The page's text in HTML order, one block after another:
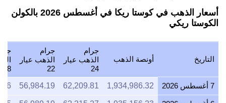
أسعار الذهب في كوستا ريكا في أغسطس 2026 بالكولن
الكوستا ريكي
التاريخ أونصة الذهب
جرام
الذهب عيار
24
جرام
الذهب عيار
22
18
7 أغسطس 2026
1,934,986.32
62,209.81
56,984.19